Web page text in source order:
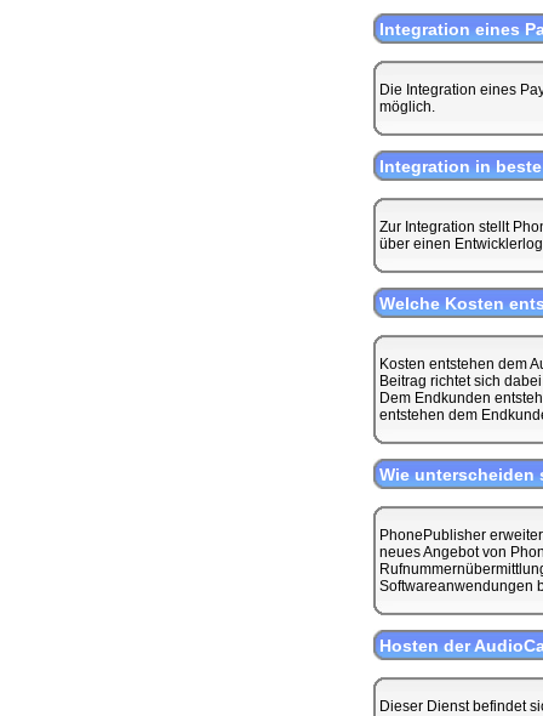
Integration eines
Die Integration eines
möglich.
Integration in
Zur Integration stellt
über einen
Welche Kosten
Kosten entstehen dem
Beitrag richtet sich
Dem Endkunden
entstehen dem
Wie unterscheiden
PhonePublisher
neues Angebot von
Softwareanwendungen
Hosten der
Dieser Dienst befindet